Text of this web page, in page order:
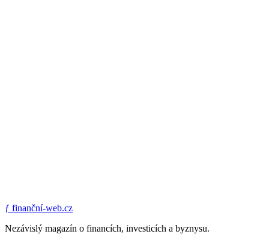
ƒ finanční-web.cz
Nezávislý magazín o financích, investicích a byznysu.